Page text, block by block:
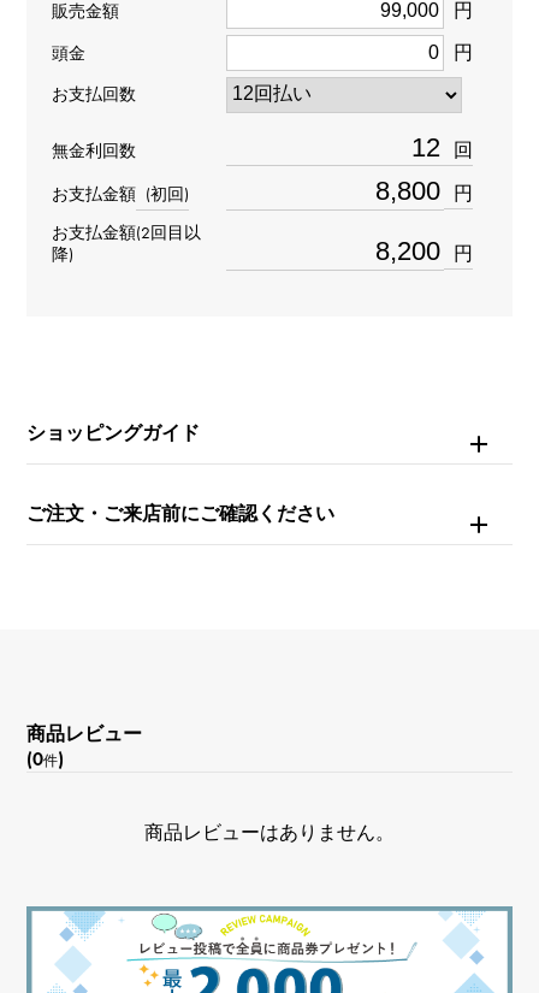
種類
K18ホワイトゴールド
ダイヤモンド 約0.030ct
販売金額 円
頭金 円
お支払回数
無金利回数 回
お支払金額 (初回) 円
お支払金額(2回目以
降)
円
ショッピングガイド
ご注文・ご来店前にご確認ください
商品レビュー
(0件)
商品レビューはありません。